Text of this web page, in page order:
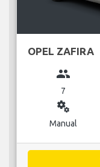
OPEL ZAFIRA
group
7
miscellaneous_services
Manual